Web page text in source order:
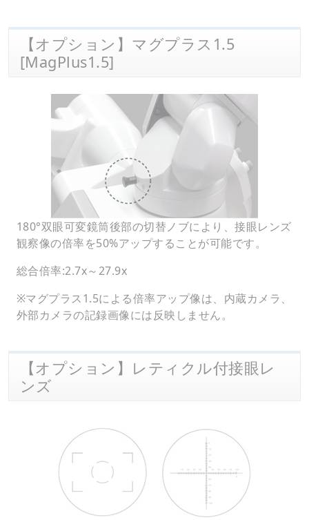
【オプション】マグプラス1.5
[MagPlus1.5]
180°双眼可変鏡筒後部の切替ノブにより、接眼レンズ
観察像の倍率を50%アップすることが可能です。
総合倍率:2.7x～27.9x
※マグプラス1.5による倍率アップ像は、内蔵カメラ、
外部カメラの記録画像には反映しません。
【オプション】レティクル付接眼レ
ンズ